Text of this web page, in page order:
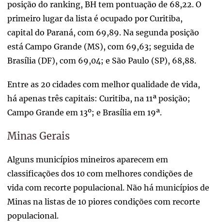
posição do ranking, BH tem pontuação de 68,22. O
primeiro lugar da lista é ocupado por Curitiba,
capital do Paraná, com 69,89. Na segunda posição
está Campo Grande (MS), com 69,63; seguida de
Brasília (DF), com 69,04; e São Paulo (SP), 68,88.
Entre as 20 cidades com melhor qualidade de vida,
há apenas três capitais: Curitiba, na 11ª posição;
Campo Grande em 13º; e Brasília em 19ª.
Minas Gerais
Alguns municípios mineiros aparecem em
classificações dos 10 com melhores condições de
vida com recorte populacional. Não há municípios de
Minas na listas de 10 piores condições com recorte
populacional.